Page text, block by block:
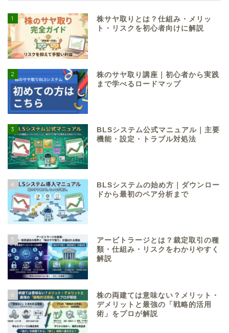
1
株サヤ取りとは？仕組み・メリッ
ト・リスクを初心者向けに解説
2
株のサヤ取り講座｜初心者から実践
まで学べるロードマップ
3
BLSシステム公式マニュアル｜主要
機能・設定・トラブル対処法
4
BLSシステムの始め方｜ダウンロー
ドから最初のペア分析まで
5
アービトラージとは？裁定取引の種
類・仕組み・リスクをわかりやすく
解説
6
株の両建ては意味ない？メリット・
デメリットと最強の「戦略的活用
術」をプロが解説